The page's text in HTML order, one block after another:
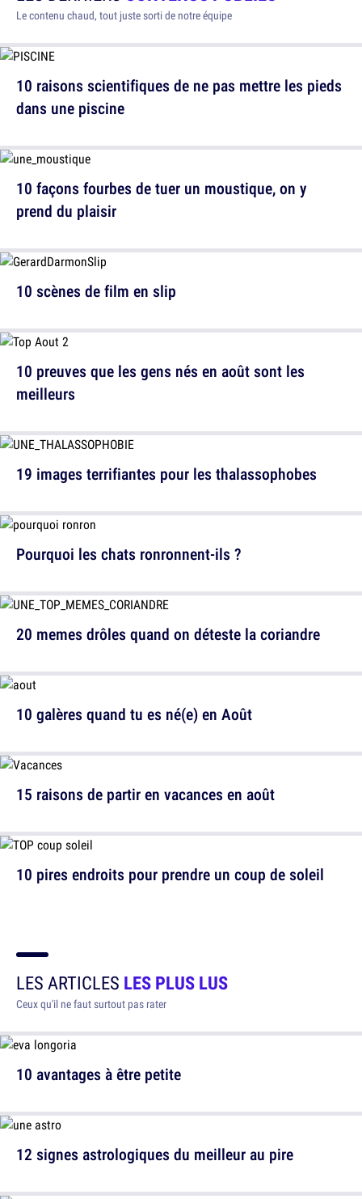
Le contenu chaud, tout juste sorti de notre équipe
10 raisons scientifiques de ne pas mettre les pieds
dans une piscine
10 scènes de film en slip
19 images terrifiantes pour les thalassophobes
20 memes drôles quand on déteste la coriandre
15 raisons de partir en vacances en août
10 façons fourbes de tuer un moustique, on y
prend du plaisir
10 preuves que les gens nés en août sont les
meilleurs
Pourquoi les chats ronronnent-ils ?
10 galères quand tu es né(e) en Août
10 pires endroits pour prendre un coup de soleil
LES ARTICLES LES PLUS LUS
Ceux qu'il ne faut surtout pas rater
10 avantages à être petite
12 signes astrologiques du meilleur au pire